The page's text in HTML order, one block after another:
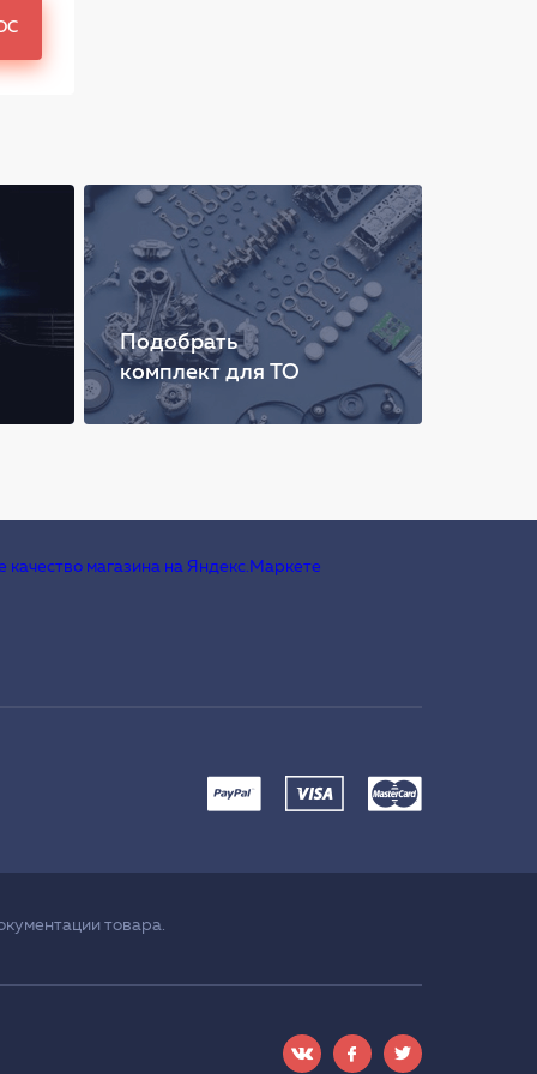
Подобрать
комплект для ТО
товара.